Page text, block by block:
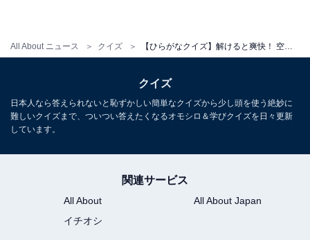
All About ニュース クイズ 【ひらがなクイズ】解けると爽快！ 空欄に共通する2文字は？ ヒントは海の恵み
クイズ
日本人なら答えられないと恥ずかしい簡単なクイズから少し頭を使う絶妙に
難しいクイズまで、ついつい答えたくなるオモシロ＆学びクイズを日々更新
しています。
関連サービス
All About
All About Japan
イチオシ